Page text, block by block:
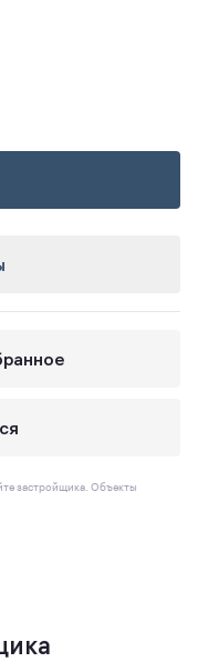
застройщика. Объекты